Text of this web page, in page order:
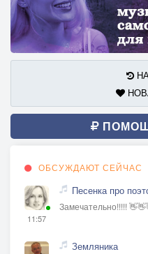
ОБСУЖДАЮТ СЕЙЧАС
11:57
Песенка про
Замечательно!!!!!
Земляника